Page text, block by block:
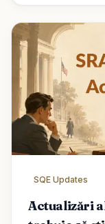
SQE Updates
Actualizări